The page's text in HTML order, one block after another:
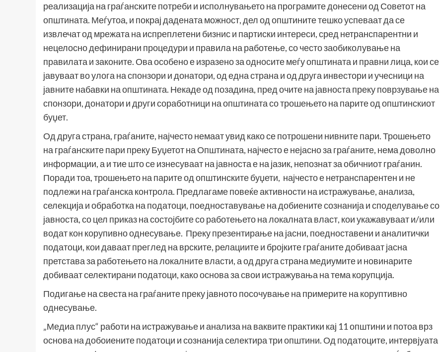
реализација на граѓанските потреби и исполнувањето на програмите донесени од Советот на
општината. Меѓутоа, и покрај дадената можност, дел од општините тешко успеваат да се
извлечат од мрежата на испреплетени бизнис и партиски интереси, сред нетранспарентни и
нецелосно дефинирани процедури и правила на работење, со често заобиколување на
правилата и законите. Ова особено е изразено за односите меѓу општината и правни лица, кои се
јавуваат во улога на спонзори и донатори, од една страна и од друга инвестори и учесници на
јавните набавки на општината. Некаде од позадина, пред очите на јавноста преку поврзување на
спонзори, донатори и други соработници на општината со трошењето на парите од општинскиот
буџет.
Од друга страна, граѓаните, најчесто немаат увид како се потрошени нивните пари. Трошењето
на граѓанските пари преку Буџетот на Општината, најчесто е нејасно за граѓаните, нема доволно
информации, а и тие што се изнесуваат на јавноста е на јазик, непознат за обичниот граѓанин.
Поради тоа, трошењето на парите од општинските буџети, најчесто е нетранспарентен и не
подлежи на граѓанска контрола. Предлагаме повеќе активности на истражување, анализа,
селекција и обработка на податоци, поедноставување на добиените сознанија и споделување со
јавноста, со цел приказ на состојбите со работењето на локалната власт, кои укажавуваат и/или
водат кон корупивно однесување. Преку презентирање на јасни, поедноставени и аналитички
податоци, кои даваат преглед на врските, релациите и бројките граѓаните добиваат јасна
претстава за работењето на локалните власти, а од друга страна медиумите и новинарите
добиваат селектирани податоци, како основа за свои истражувања на тема корупција.
Подигање на свеста на граѓаните преку јавното посочување на примерите на коруптивно
однесување.
„Медиа плус“ работи на истражување и анализа на ваквите практики кај 11 општини и потоа врз
основа на добоиените податоци и сознанија селектира три општини. Од податоците, интервјуата